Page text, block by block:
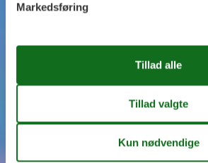
Markedsføring